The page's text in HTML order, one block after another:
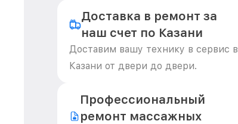
Доставка в ремонт за
наш счет по Казани
Доставим вашу технику в сервис в
Казани от двери до двери.
Профессиональный
ремонт массажных